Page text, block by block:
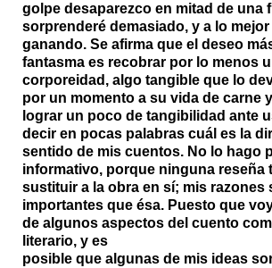
golpe desaparezco en mitad de una
sorprenderé demasiado, y a lo
ganando. Se afirma que el deseo
fantasma es recobrar por lo menos
corporeidad, algo tangible que lo
por un momento a su vida de carne
lograr un poco de tangibilidad ante
decir en pocas palabras cuál es la
sentido de mis cuentos. No lo hago
informativo, porque ninguna reseña
sustituir a la obra en sí; mis razones
importantes que ésa. Puesto que
de algunos aspectos del cuento
literario, y es
posible que algunas de mis ideas